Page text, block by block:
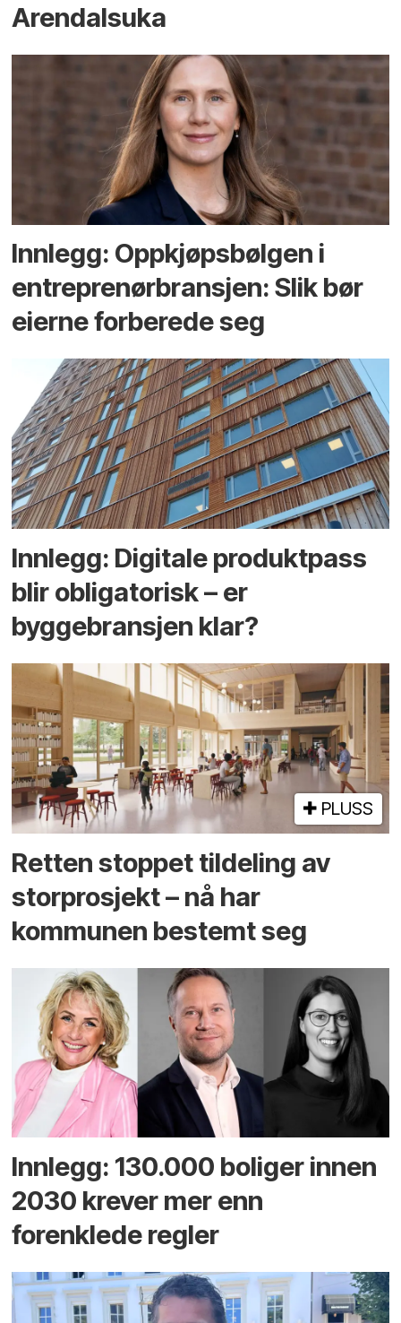
Arendals­uka
Innlegg: Oppkjøps­bølgen i
entreprenør­bransjen: Slik bør
eierne forberede seg
Innlegg: Digitale produktpass
blir obligatorisk – er
byggebransjen klar?
PLUSS
Retten stoppet tildeling av
storprosjekt – nå har
kommunen bestemt seg
Innlegg: 130.000 boliger innen
2030 krever mer enn
forenklede regler